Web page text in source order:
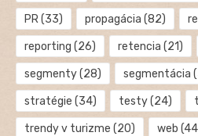
PR(33) propagácia (82)
reporting (26) retencia (21)
segmenty(28) segmentácia
stratégie (34) testy(24)
trendy v turizme (20) web